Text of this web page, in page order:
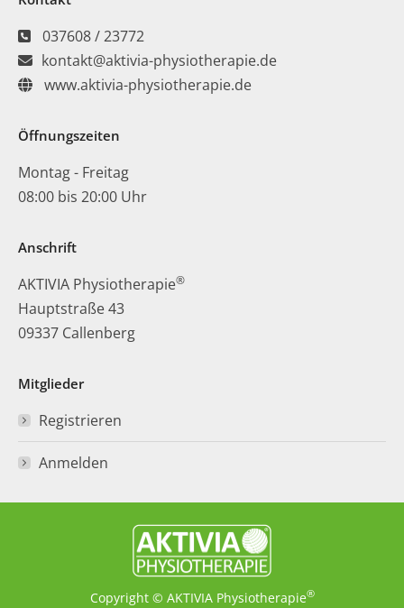
037608 / 23772
kontakt@aktivia-physiotherapie.de
www.aktivia-physiotherapie.de
Öffnungszeiten
Montag - Freitag
08:00 bis 20:00 Uhr
Anschrift
AKTIVIA Physiotherapie®
Hauptstraße 43
09337 Callenberg
Mitglieder
Registrieren
Anmelden
Copyright © AKTIVIA Physiotherapie®